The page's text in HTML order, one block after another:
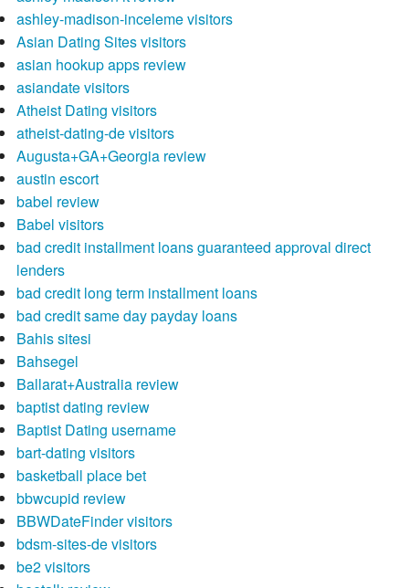
ashley-madison-inceleme visitors
Asian Dating Sites visitors
asian hookup apps review
asiandate visitors
Atheist Dating visitors
atheist-dating-de visitors
Augusta+GA+Georgia review
austin escort
babel review
Babel visitors
bad credit installment loans guaranteed approval direct
lenders
bad credit long term installment loans
bad credit same day payday loans
Bahis sitesi
Bahsegel
Ballarat+Australia review
baptist dating review
Baptist Dating username
bart-dating visitors
basketball place bet
bbwcupid review
BBWDateFinder visitors
bdsm-sites-de visitors
be2 visitors